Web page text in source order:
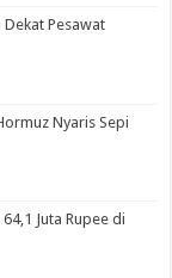
Pesawat
Nyaris Sepi
Juta Rupee di